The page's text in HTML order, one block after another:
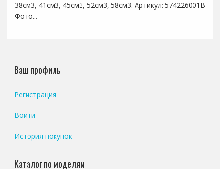
38см3, 41см3, 45см3, 52см3, 58см3. Артикул: 574226001B
Фото...
Ваш профиль
Регистрация
Войти
История покупок
Каталог по моделям